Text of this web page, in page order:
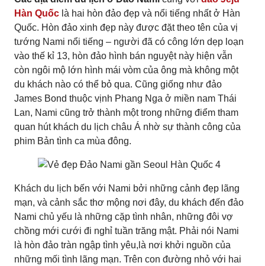
Hàn Quốc là hai hòn đảo đẹp và nổi tiếng nhất ở Hàn
Quốc. Hòn đảo xinh đẹp này được đặt theo tên của vị
tướng Nami nổi tiếng – người đã có công lớn dẹp loạn
vào thế kỉ 13, hòn đảo hình bán nguyệt này hiện vẫn
còn ngôi mộ lớn hình mái vòm của ông mà không một
du khách nào có thể bỏ qua. Cũng giống như đảo
James Bond thuộc vịnh Phang Nga ở miền nam Thái
Lan, Nami cũng trở thành một trong những điểm tham
quan hút khách du lịch châu Á nhờ sự thành công của
phim Bản tình ca mùa đông.
Khách du lịch bến với Nami bởi những cảnh đẹp lãng
mạn, và cảnh sắc thơ mộng nơi đây, du khách đến đảo
Nami chủ yếu là những cặp tình nhân, những đôi vợ
chồng mới cưới đi nghỉ tuần trăng mật. Phải nói Nami
là hòn đảo tràn ngập tình yêu,là nơi khởi nguồn của
những mối tình lãng mạn. Trên con đường nhỏ với hai